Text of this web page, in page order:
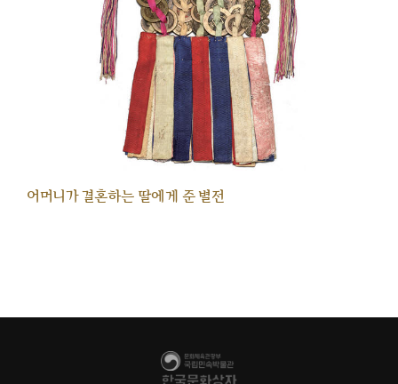
어머니가 결혼하는 딸에게 준 별전